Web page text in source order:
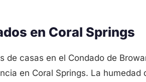
en Coral Springs
de casas en el Condado de
en Coral Springs. La humedad